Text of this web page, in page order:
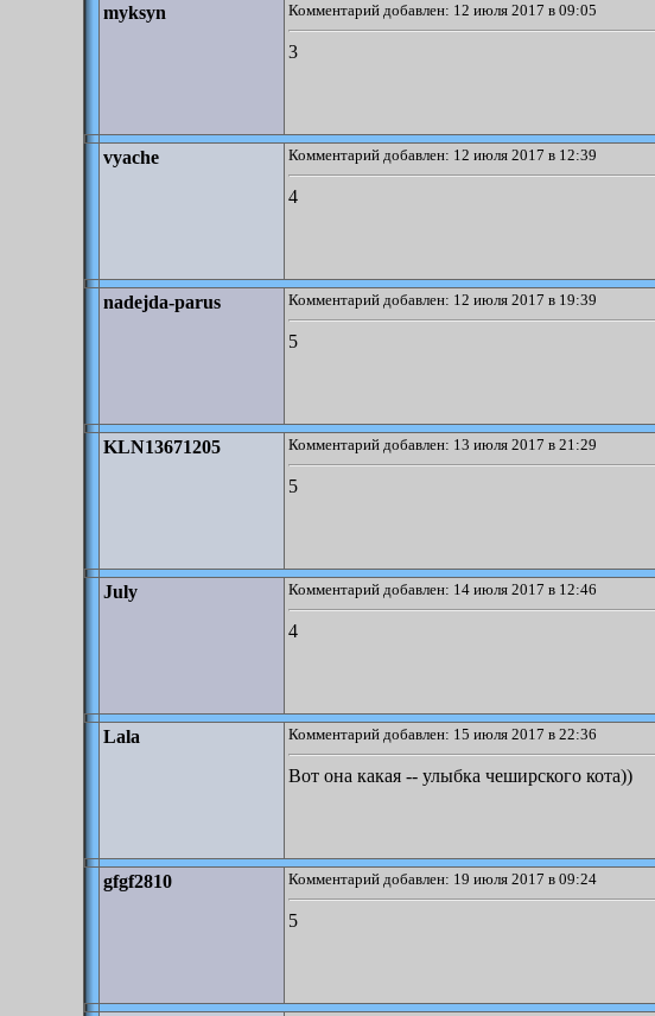
myksyn Комментарий добавлен: 12 июля 2017 в 09:05
3
vyache Комментарий добавлен: 12 июля 2017 в 12:39
4
nadejda-parus Комментарий добавлен: 12 июля 2017 в 19:39
5
KLN13671205 Комментарий добавлен: 13 июля 2017 в 21:29
5
July Комментарий добавлен: 14 июля 2017 в 12:46
4
Lala Комментарий добавлен: 15 июля 2017 в 22:36
Вот она какая -- улыбка чеширского кота))
gfgf2810 Комментарий добавлен: 19 июля 2017 в 09:24
5